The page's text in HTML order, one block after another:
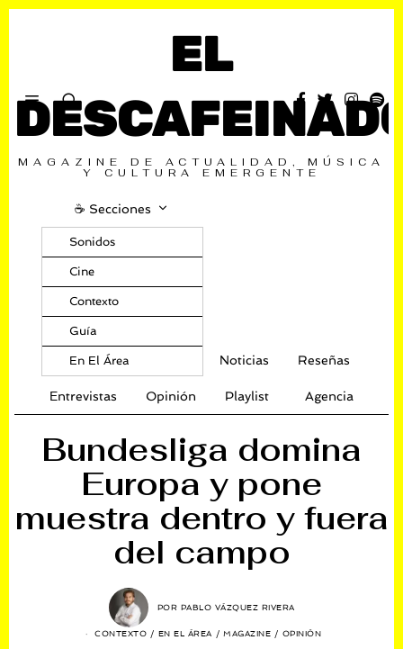
EL
MAGAZINE DE ACTUALIDAD, MÚSICA
Y CULTURA EMERGENTE
☕️ Secciones
Sonidos
Cine
Contexto
Guía
En El Área Noticias Reseñas
Entrevistas Opinión Playlist Agencia
Bundesliga domina
Europa y pone
muestra dentro y fuera
del campo
POR PABLO VÁZQUEZ RIVERA
CONTEXTO / EN EL ÁREA / MAGAZINE / OPINIÓN